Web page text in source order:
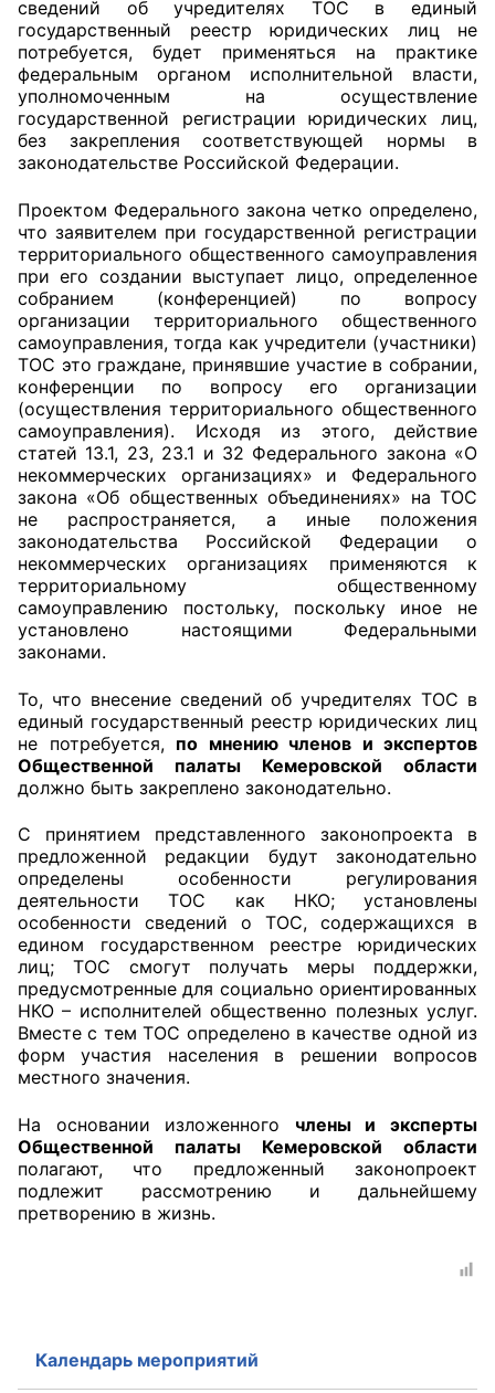
сведений об учредителях ТОС в единый
государственный реестр юридических лиц не
потребуется, будет применяться на практике
федеральным органом исполнительной власти,
уполномоченным на осуществление
государственной регистрации юридических лиц,
без закрепления соответствующей нормы в
законодательстве Российской Федерации.
Проектом Федерального закона четко определено,
что заявителем при государственной регистрации
территориального общественного самоуправления
при его создании выступает лицо, определенное
собранием (конференцией) по вопросу
организации территориального общественного
самоуправления, тогда как учредители (участники)
ТОС это граждане, принявшие участие в собрании,
конференции по вопросу его организации
(осуществления территориального общественного
самоуправления). Исходя из этого, действие
статей 13.1, 23, 23.1 и 32 Федерального закона «О
некоммерческих организациях» и Федерального
закона «Об общественных объединениях» на ТОС
не распространяется, а иные положения
законодательства Российской Федерации о
некоммерческих организациях применяются к
территориальному общественному
самоуправлению постольку, поскольку иное не
установлено настоящими Федеральными
законами.
То, что внесение сведений об учредителях ТОС в
единый государственный реестр юридических лиц
не потребуется, по мнению членов и экспертов
Общественной палаты Кемеровской области
должно быть закреплено законодательно.
С принятием представленного законопроекта в
предложенной редакции будут законодательно
определены особенности регулирования
деятельности ТОС как НКО; установлены
особенности сведений о ТОС, содержащихся в
едином государственном реестре юридических
лиц; ТОС смогут получать меры поддержки,
предусмотренные для социально ориентированных
НКО – исполнителей общественно полезных услуг.
Вместе с тем ТОС определено в качестве одной из
форм участия населения в решении вопросов
местного значения.
На основании изложенного члены и эксперты
Общественной палаты Кемеровской области
полагают, что предложенный законопроект
подлежит рассмотрению и дальнейшему
претворению в жизнь.
Календарь мероприятий